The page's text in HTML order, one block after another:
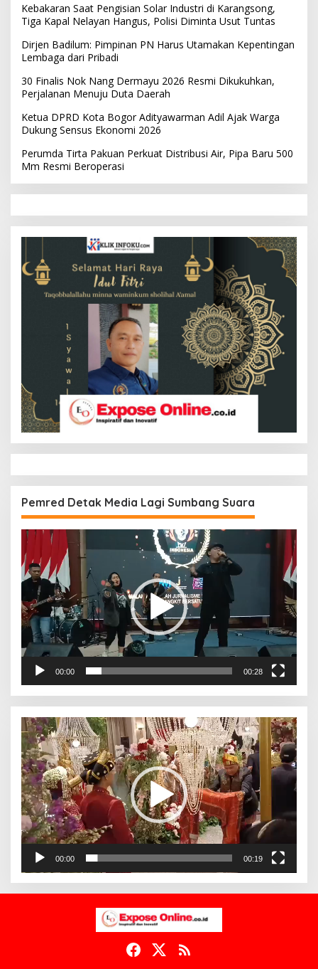
Kebakaran Saat Pengisian Solar Industri di Karangsong,
Tiga Kapal Nelayan Hangus, Polisi Diminta Usut Tuntas
Dirjen Badilum: Pimpinan PN Harus Utamakan Kepentingan
Lembaga dari Pribadi
30 Finalis Nok Nang Dermayu 2026 Resmi Dikukuhkan,
Perjalanan Menuju Duta Daerah
Ketua DPRD Kota Bogor Adityawarman Adil Ajak Warga
Dukung Sensus Ekonomi 2026
Perumda Tirta Pakuan Perkuat Distribusi Air, Pipa Baru 500
Mm Resmi Beroperasi
Pemred Detak Media Lagi Sumbang Suara
Pemutar
Video
00:00 00:28
Pemutar
Video
00:00 00:19